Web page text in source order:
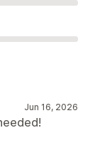
Jun 16, 2026